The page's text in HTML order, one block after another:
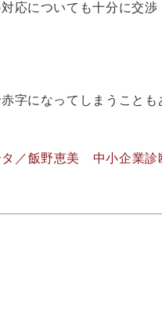
応についても十分に交渉
字になってしまうことも
／飯野恵美 中小企業診